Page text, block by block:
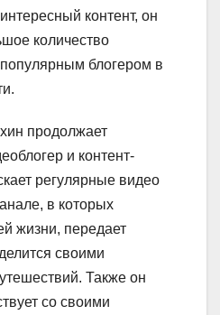
контент, он
количество
блогером в
продолжает
и контент-
регулярные видео
в которых
жизни, передает
своими
Также он
со своими